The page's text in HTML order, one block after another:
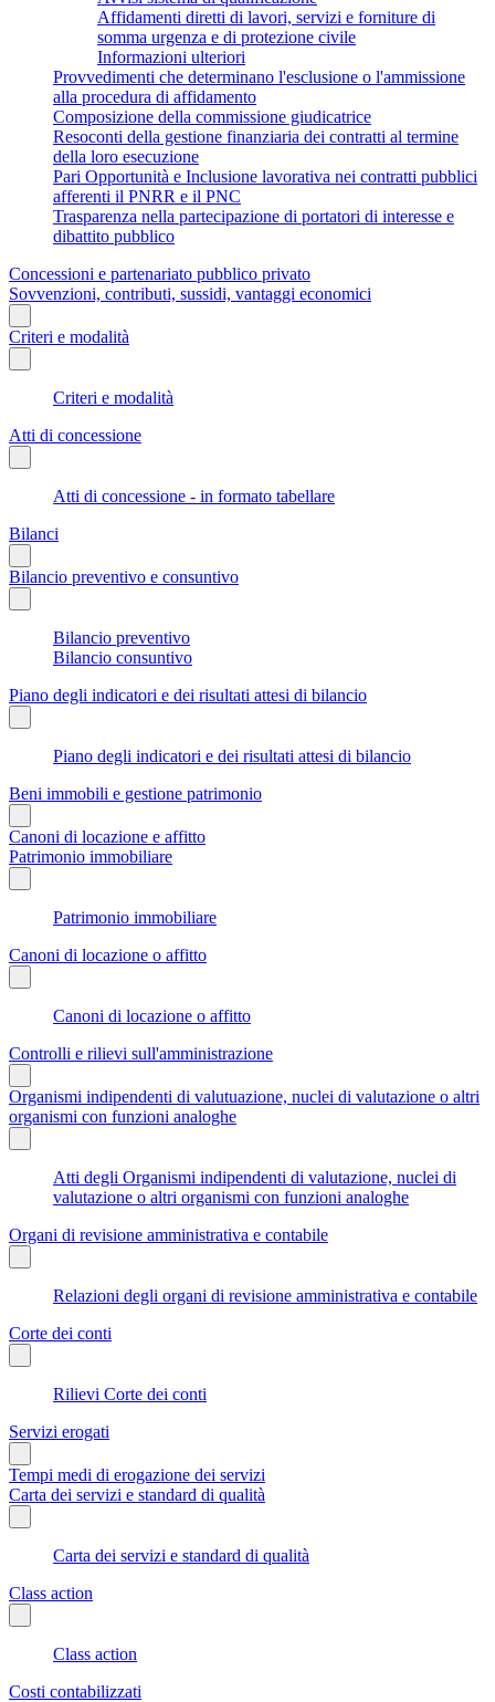
Affidamenti diretti di lavori, servizi e forniture di
somma urgenza e di protezione civile
Informazioni ulteriori
Provvedimenti che determinano l'esclusione o l'ammissione
alla procedura di affidamento
Composizione della commissione giudicatrice
Resoconti della gestione finanziaria dei contratti al termine
della loro esecuzione
Pari Opportunità e Inclusione lavorativa nei contratti pubblici
afferenti il PNRR e il PNC
Trasparenza nella partecipazione di portatori di interesse e
dibattito pubblico
Concessioni e partenariato pubblico privato
Sovvenzioni, contributi, sussidi, vantaggi economici
Criteri e modalità
Criteri e modalità
Atti di concessione
Atti di concessione - in formato tabellare
Bilanci
Bilancio preventivo e consuntivo
Bilancio preventivo
Bilancio consuntivo
Piano degli indicatori e dei risultati attesi di bilancio
Piano degli indicatori e dei risultati attesi di bilancio
Beni immobili e gestione patrimonio
Canoni di locazione e affitto
Patrimonio immobiliare
Patrimonio immobiliare
Canoni di locazione o affitto
Canoni di locazione o affitto
Controlli e rilievi sull'amministrazione
Organismi indipendenti di valutuazione, nuclei di valutazione o altri
organismi con funzioni analoghe
Atti degli Organismi indipendenti di valutazione, nuclei di
valutazione o altri organismi con funzioni analoghe
Organi di revisione amministrativa e contabile
Relazioni degli organi di revisione amministrativa e contabile
Corte dei conti
Rilievi Corte dei conti
Servizi erogati
Tempi medi di erogazione dei servizi
Carta dei servizi e standard di qualità
Carta dei servizi e standard di qualità
Class action
Class action
Costi contabilizzati